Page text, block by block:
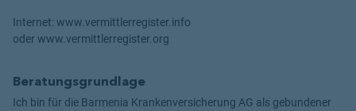
Internet: www.vermittlerregister.info
oder www.vermittlerregister.org
Beratungsgrundlage
Ich bin für die Barmenia Krankenversicherung AG als gebundener